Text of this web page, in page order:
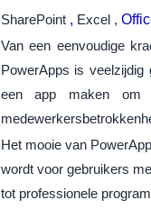
SharePoint , Excel ,
Van een eenvoudige
PowerApps is veelzijdig
een app maken om
Het mooie van
wordt voor gebruikers
tot professionele